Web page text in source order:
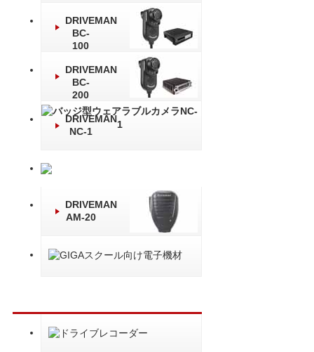
DRIVEMAN
BC-
100
DRIVEMAN
BC-
200
DRIVEMAN
NC-1
DRIVEMAN
AM-20